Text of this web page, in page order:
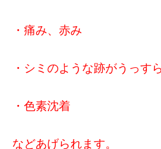
・痛み、赤み
・シミのような跡がうっす
・色素沈着
などあげられます。